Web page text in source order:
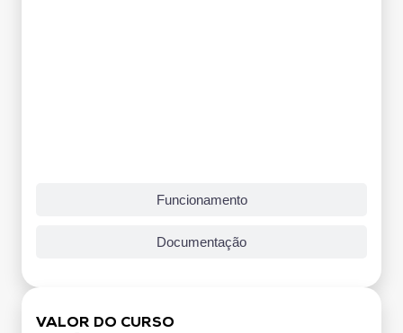
Funcionamento
Documentação
VALOR DO CURSO